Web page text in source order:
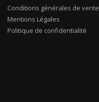
Conditions générales de vente
Mentions Légales
Politique de confidentialité